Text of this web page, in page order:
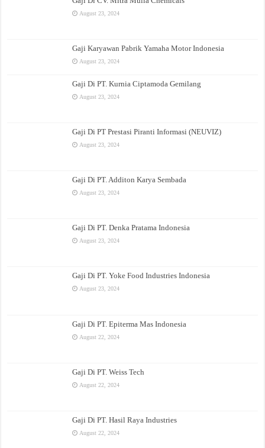
August 23, 2024
Gaji Karyawan Pabrik Yamaha Motor Indonesia
August 23, 2024
Gaji Di PT. Kurnia Ciptamoda Gemilang
August 23, 2024
Gaji Di PT Prestasi Piranti Informasi (NEUVIZ)
August 23, 2024
Gaji Di PT. Additon Karya Sembada
August 23, 2024
Gaji Di PT. Denka Pratama Indonesia
August 23, 2024
Gaji Di PT. Yoke Food Industries Indonesia
August 23, 2024
Gaji Di PT. Epiterma Mas Indonesia
August 22, 2024
Gaji Di PT. Weiss Tech
August 22, 2024
Gaji Di PT. Hasil Raya Industries
August 22, 2024